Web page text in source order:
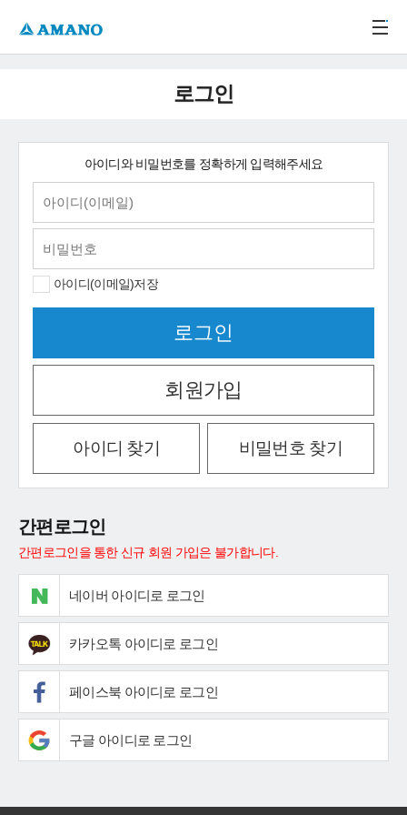
로그인
아이디와 비밀번호를 정확하게 입력해주세요
아이디(이메일)저장
회원가입
아이디 찾기 비밀번호 찾기
간편로그인
간편로그인을 통한 신규 회원 가입은 불가합니다.
네이버 아이디로 로그인
카카오톡 아이디로 로그인
페이스북 아이디로 로그인
구글 아이디로 로그인